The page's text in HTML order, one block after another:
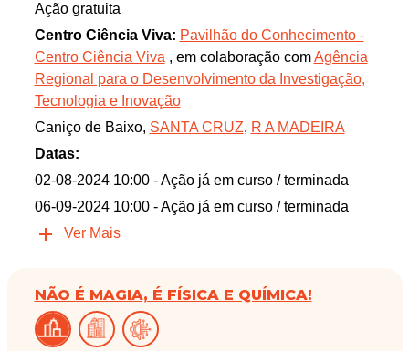
Ação gratuita
Centro Ciência Viva: Pavilhão do Conhecimento -
Centro Ciência Viva , em colaboração comAgência
Regional para o Desenvolvimento da Investigação,
Tecnologia e Inovação
Caniço de Baixo, SANTA CRUZ, R A MADEIRA
Datas:
02-08-2024 10:00 - Ação já em curso / terminada
06-09-2024 10:00 - Ação já em curso / terminada
Ver Mais
NÃO É MAGIA, É FÍSICA E QUÍMICA!